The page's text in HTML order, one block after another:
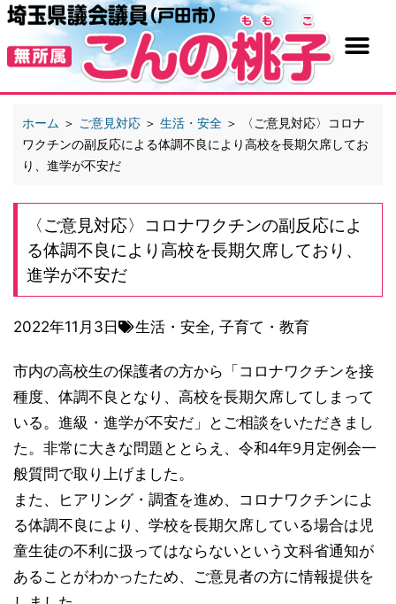
ホーム ＞ ご意見対応 ＞ 生活・安全 ＞
〈ご意見対応〉コロナ
ワクチンの副反応による体調不良により高校を長期欠席してお
り、進学が不安だ
〈ご意見対応〉コロナワクチンの副反応によ
る体調不良により高校を長期欠席しており、
進学が不安だ
2022年11月3日 生活・安全, 子育て・教育
市内の高校生の保護者の方から「コロナワクチンを接
種度、体調不良となり、高校を長期欠席してしまって
いる。進級・進学が不安だ」とご相談をいただきまし
た。非常に大きな問題ととらえ、令和4年9月定例会一
般質問で取り上げました。
また、ヒアリング・調査を進め、コロナワクチンによ
る体調不良により、学校を長期欠席している場合は児
童生徒の不利に扱ってはならないという文科省通知が
あることがわかったため、ご意見者の方に情報提供を